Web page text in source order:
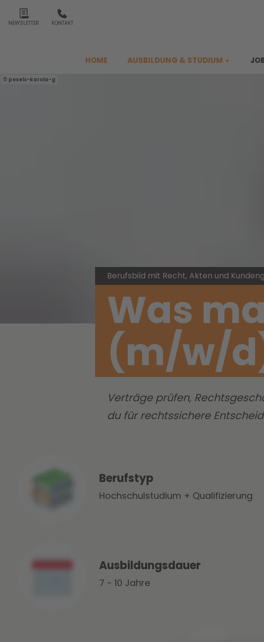
NEWSLETTER KONTAKT
HOME AUSBILDUNG & STUDIUM
pexels-karola-g
Berufsbild mit Recht, Akten und
Was
(m/w/
Verträge prüfen,
du für rechtssichere
Berufstyp
Hochschulstudium + Qualifizierung
Ausbildungsdauer
7 - 10 Jahre